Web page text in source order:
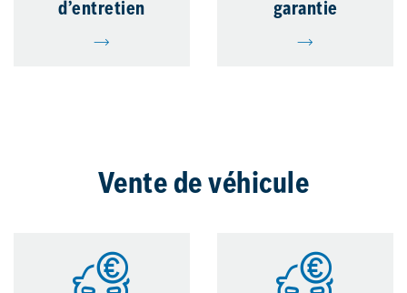
d’entretien
garantie
Vente de véhicule